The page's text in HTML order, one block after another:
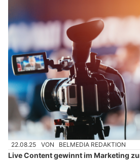
22.08.25 VON BELMEDIA REDAKTION
Live Content gewinnt im Marketing